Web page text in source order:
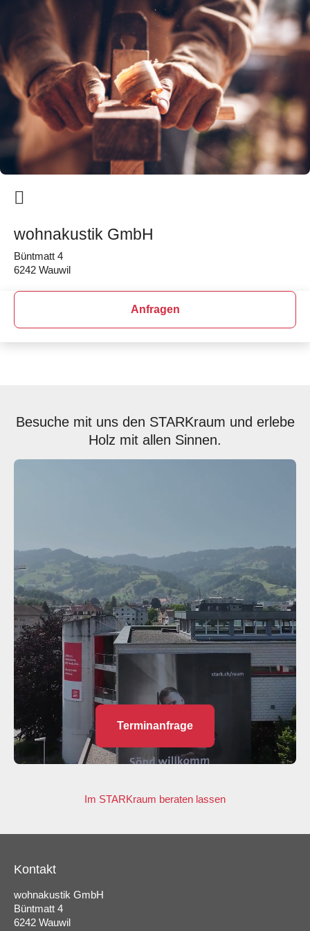
wohnakustik GmbH
Büntmatt 4
6242 Wauwil
Anfragen
Besuche mit uns den STARKraum und erlebe
Holz mit allen Sinnen.
Terminanfrage
Im STARKraum beraten lassen
Kontakt
wohnakustik GmbH
Büntmatt 4
6242 Wauwil